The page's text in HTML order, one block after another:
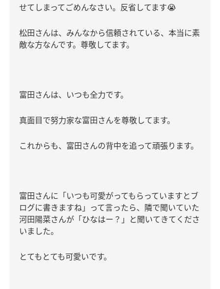
せてしまってごめんなさい。反省してます😭
松田さんは、みんなから信頼されている、本当に素
敵な方なんです。尊敬してます。
富田さんは、いつも全力です。
真面目で努力家な富田さんを尊敬してます。
これからも、富田さんの背中を追って頑張ります。
富田さんに「いつも可愛がってもらっていますとブ
ログに書きますね」って言ったら、隣で聞いていた
河田陽菜さんが「ひなはー？」と聞いてきてくださ
いました。
とてもとても可愛いです。